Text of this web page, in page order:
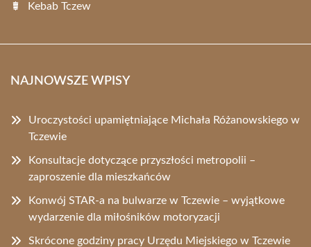
Kebab Tczew
NAJNOWSZE WPISY
Uroczystości upamiętniające Michała Różanowskiego w
Tczewie
Konsultacje dotyczące przyszłości metropolii –
zaproszenie dla mieszkańców
Konwój STAR-a na bulwarze w Tczewie – wyjątkowe
wydarzenie dla miłośników motoryzacji
Skrócone godziny pracy Urzędu Miejskiego w Tczewie